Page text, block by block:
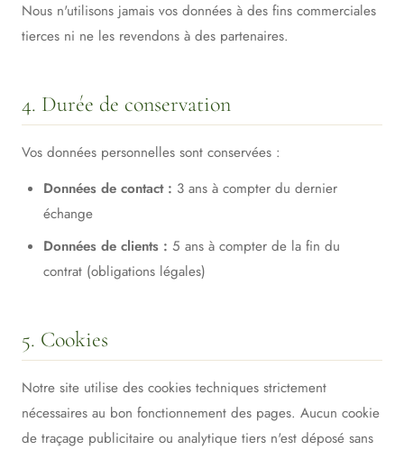
Nous n'utilisons jamais vos données à des fins commerciales
tierces ni ne les revendons à des partenaires.
4. Durée de conservation
Vos données personnelles sont conservées :
Données de contact : 3 ans à compter du dernier
échange
Données de clients : 5 ans à compter de la fin du
contrat (obligations légales)
5. Cookies
Notre site utilise des cookies techniques strictement
nécessaires au bon fonctionnement des pages. Aucun cookie
de traçage publicitaire ou analytique tiers n'est déposé sans